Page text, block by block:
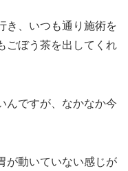
き、いつも通り施術を
ごぼう茶を出してくれ
んですが、なかなか今
が動いていない感じが